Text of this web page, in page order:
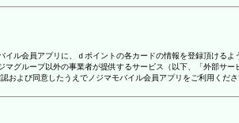
ル会員アプリに、ｄポイントの各カードの情報を登録頂け
グループ以外の事業者が提供するサービス（以下、「外部
よび同意したうえでノジマモバイル会員アプリをご利用くださ